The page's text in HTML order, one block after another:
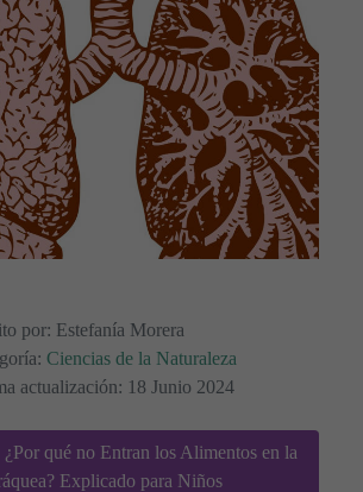
por: Estefanía Morera
Ciencias de la Naturaleza
actualización: 18 Junio 2024
¿Por qué no Entran los Alimentos en la
Explicado para Niños